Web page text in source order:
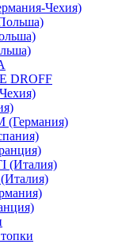
Чехия)
DROFF
(Германия)
(Италия)